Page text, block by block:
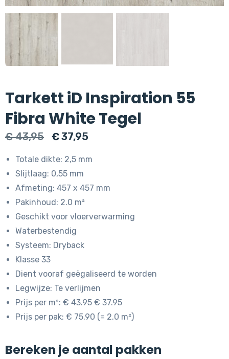
Tarkett iD Inspiration 55
Fibra White Tegel
€43,95
Oorspronkelijke
€ 43,95.
€37,95
€ 37,95.
Totale dikte: 2,5 mm
Slijtlaag: 0,55 mm
Afmeting: 457 x 457 mm
Pakinhoud: 2.0 m²
Geschikt voor vloerverwarming
Waterbestendig
Systeem: Dryback
Klasse 33
Dient vooraf geëgaliseerd te worden
Legwijze: Te verlijmen
Prijs per m²: € 43.95 € 37.95
Prijs per pak: € 75.90 (= 2.0 m²)
Bereken je aantal pakken